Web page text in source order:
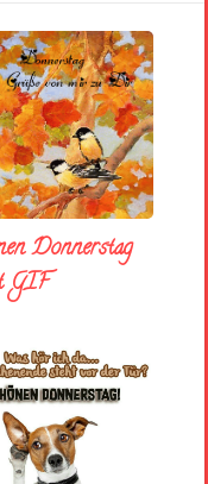
Donnerstag
GIF